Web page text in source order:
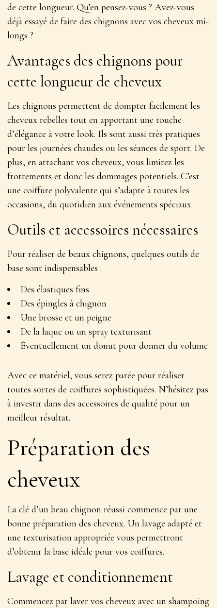
de cette longueur. Qu’en pensez-vous ? Avez-vous
déjà essayé de faire des chignons avec vos cheveux mi-
longs ?
Avantages des chignons pour
cette longueur de cheveux
Les chignons permettent de dompter facilement les
cheveux rebelles tout en apportant une touche
d’élégance à votre look. Ils sont aussi très pratiques
pour les journées chaudes ou les séances de sport. De
plus, en attachant vos cheveux, vous limitez les
frottements et donc les dommages potentiels. C’est
une coiffure polyvalente qui s’adapte à toutes les
occasions, du quotidien aux événements spéciaux.
Outils et accessoires nécessaires
Pour réaliser de beaux chignons, quelques outils de
base sont indispensables :
Des élastiques fins
Des épingles à chignon
Une brosse et un peigne
De la laque ou un spray texturisant
Éventuellement un donut pour donner du volume
Avec ce matériel, vous serez parée pour réaliser
toutes sortes de coiffures sophistiquées. N’hésitez pas
à investir dans des accessoires de qualité pour un
meilleur résultat.
Préparation des
cheveux
La clé d’un beau chignon réussi commence par une
bonne préparation des cheveux. Un lavage adapté et
une texturisation appropriée vous permettront
d’obtenir la base idéale pour vos coiffures.
Lavage et conditionnement
Commencez par laver vos cheveux avec un shampoing